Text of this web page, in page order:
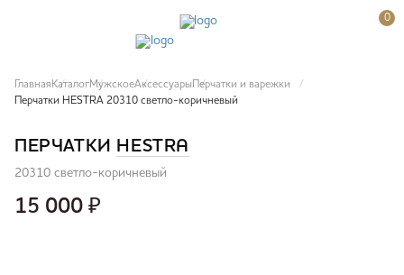
0
Главная КаталогМужскоеАксессуары Перчатки и варежки
Перчатки HESTRA 20310 светло-коричневый
ПЕРЧАТКИ HESTRA
20310 светло-коричневый
15 000 ₽